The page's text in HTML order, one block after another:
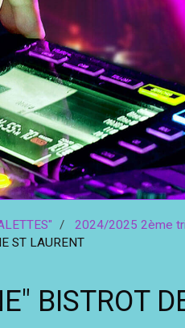
2024/2025 2ème
ST LAURENT
BISTROT